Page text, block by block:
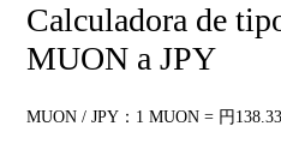
Calculadora de
MUON a JPY
MUON / JPY：1 MUON = 円